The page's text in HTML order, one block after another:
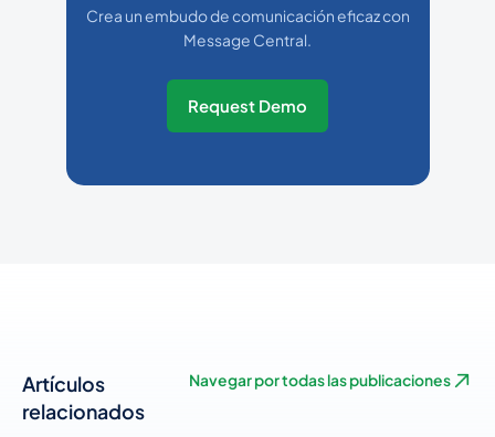
Crea un embudo de comunicación eficaz con
Message Central.
Request Demo
Artículos
relacionados
Navegar por todas las publicaciones